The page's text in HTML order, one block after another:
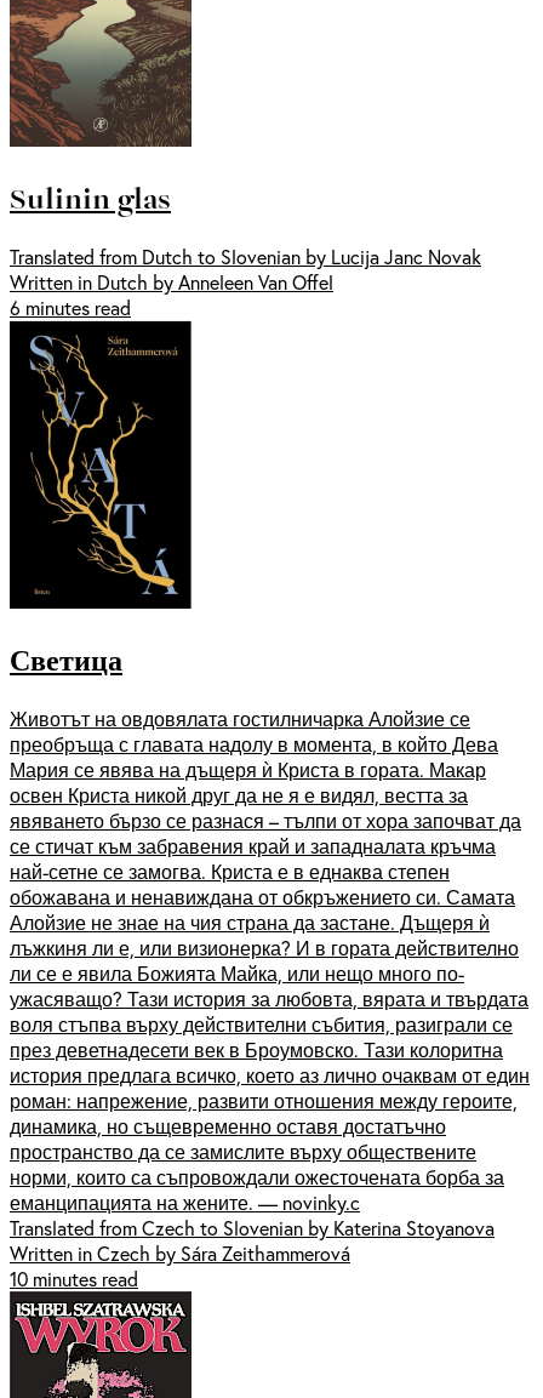
Sulinin glas
Translated from Dutch to Slovenian by Lucija Janc Novak
Written in Dutch by Anneleen Van Offel
6 minutes read
Светица
Животът на овдовялата гостилничарка Алойзие се
преобръща с главата надолу в момента, в който Дева
Мария се явява на дъщеря ѝ Криста в гората. Макар
освен Криста никой друг да не я е видял, вестта за
явяването бързо се разнася – тълпи от хора започват да
се стичат към забравения край и западналата кръчма
най-сетне се замогва. Криста е в еднаква степен
обожавана и ненавиждана от обкръжението си. Самата
Алойзие не знае на чия страна да застане. Дъщеря ѝ
лъжкиня ли е, или визионерка? И в гората действително
ли се е явила Божията Майка, или нещо много по-
ужасяващо? Тази история за любовта, вярата и твърдата
воля стъпва върху действителни събития, разиграли се
през деветнадесети век в Броумовско. Тази колоритна
история предлага всичко, което аз лично очаквам от един
роман: напрежение, развити отношения между героите,
динамика, но същевременно оставя достатъчно
пространство да се замислите върху обществените
норми, които са съпровождали ожесточената борба за
еманципацията на жените. — novinky.c
Translated from Czech to Slovenian by Katerina Stoyanova
Written in Czech by Sára Zeithammerová
10 minutes read